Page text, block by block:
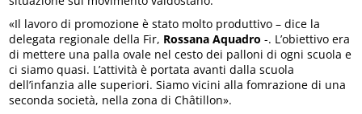
«Il lavoro di promozione è stato molto produttivo – dice la
delegata regionale della Fir, Rossana Aquadro -. L’obiettivo era
di mettere una palla ovale nel cesto dei palloni di ogni scuola e
ci siamo quasi. L’attività è portata avanti dalla scuola
dell’infanzia alle superiori. Siamo vicini alla fomrazione di una
seconda società, nella zona di Châtillon».